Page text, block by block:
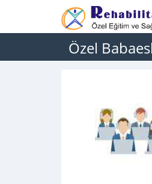
Özel